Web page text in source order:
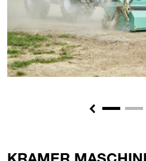
Previous